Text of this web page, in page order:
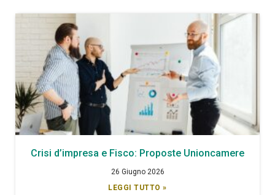
Crisi d’impresa e Fisco: Proposte Unioncamere
26 Giugno 2026
LEGGI TUTTO »